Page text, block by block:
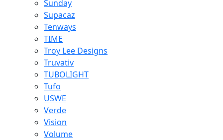
Sunday
Supacaz
Tenways
TIME
Troy Lee Designs
Truvativ
TUBOLIGHT
Tufo
USWE
Verde
Vision
Volume